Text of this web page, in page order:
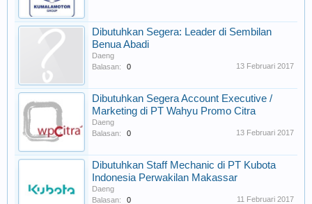
Dibutuhkan Segera: Leader di Sembilan
Benua Abadi
Daeng
Balasan:
0 13 Februari 2017
Dibutuhkan Segera Account Executive /
Marketing di PT Wahyu Promo Citra
Daeng
Balasan:
0 13 Februari 2017
Dibutuhkan Staff Mechanic di PT Kubota
Indonesia Perwakilan Makassar
Daeng
Balasan:
0 11 Februari 2017